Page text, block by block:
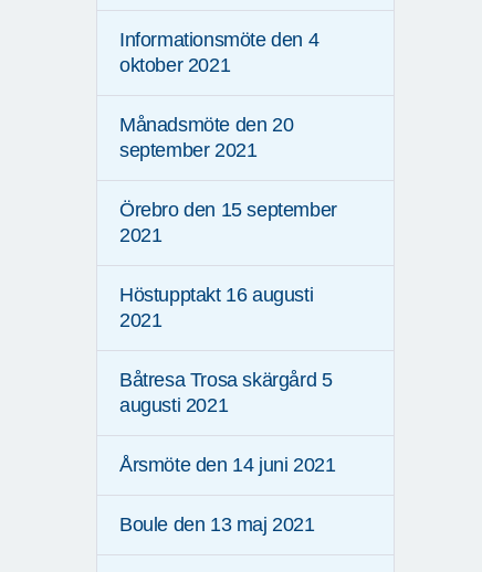
Informationsmöte den 4
oktober 2021
Månadsmöte den 20
september 2021
Örebro den 15 september
2021
Höstupptakt 16 augusti
2021
Båtresa Trosa skärgård 5
augusti 2021
Årsmöte den 14 juni 2021
Boule den 13 maj 2021